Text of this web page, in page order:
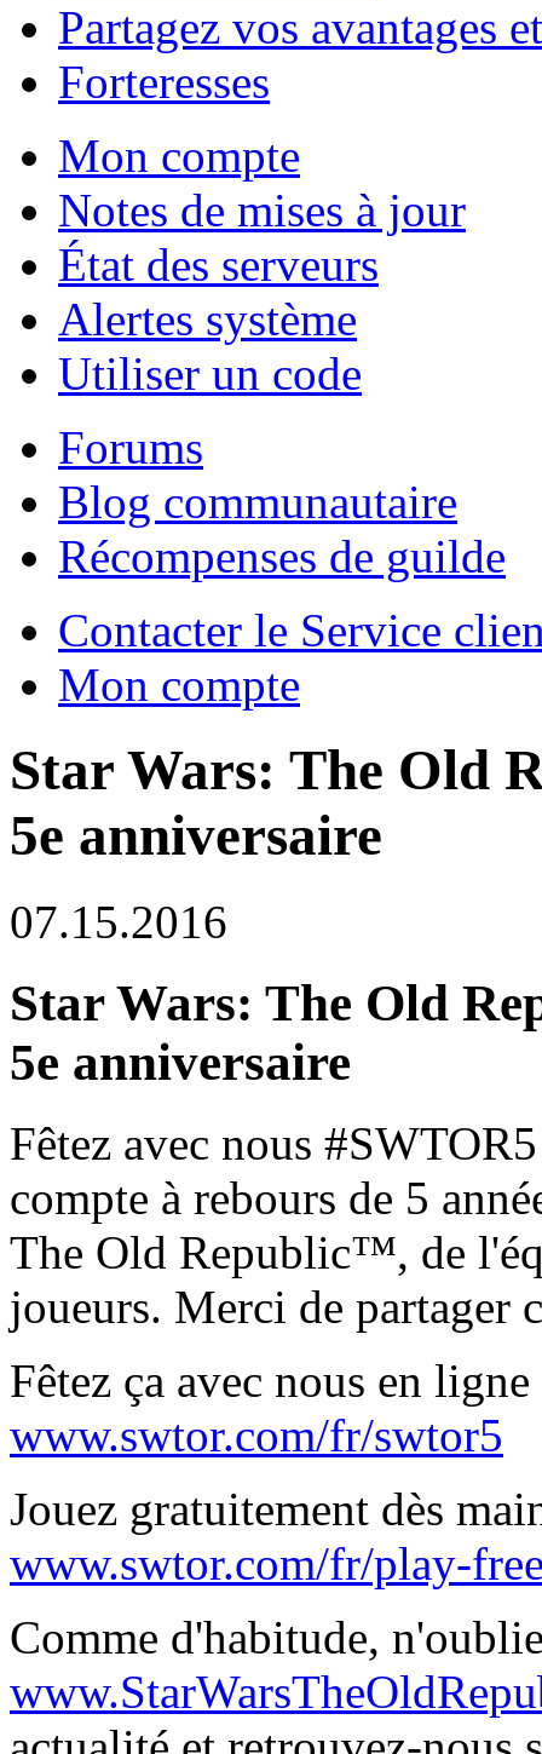
Partagez vos avantages
Forteresses
Mon compte
Notes de mises à jour
État des serveurs
Alertes système
Utiliser un code
Forums
Blog communautaire
Récompenses de guilde
Contacter le Service
Mon compte
Star Wars: The Old
5e anniversaire
07.15.2016
Star Wars: The Old
5e anniversaire
Fêtez avec nous
compte à rebours de 5
The Old Republic™, de
joueurs. Merci de partager
Fêtez ça avec nous en
www.swtor.com/fr/swtor5
Jouez gratuitement dès
www.swtor.com/fr/play-
Comme d'habitude,